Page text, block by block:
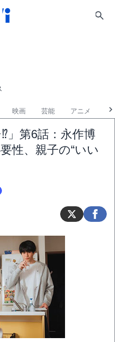
映画 芸能 アニメ
」第6話：永作博
性、親子の“いい